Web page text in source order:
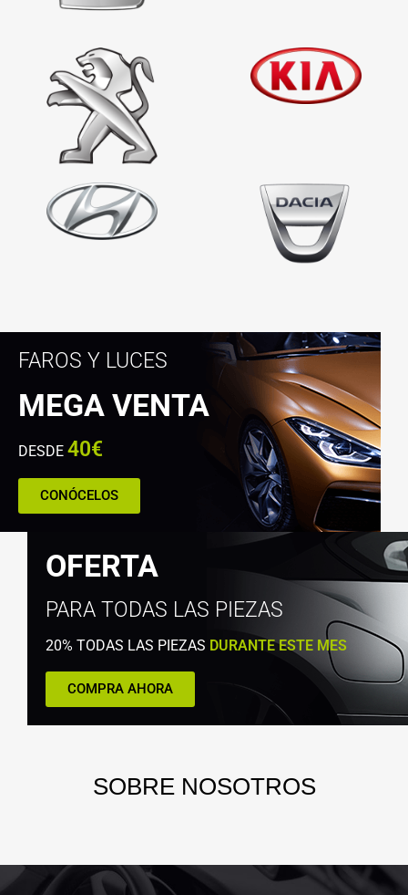
FAROS Y LUCES
MEGA VENTA
DESDE 40€
CONÓCELOS
OFERTA
PARA TODAS LAS PIEZAS
20% TODAS LAS PIEZAS DURANTE ESTE MES
COMPRA AHORA
SOBRENOSOTROS